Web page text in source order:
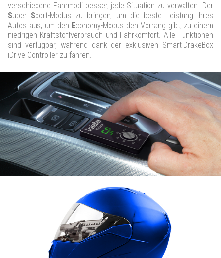
verschiedene Fahrmodi besser, jede Situation zu verwalten. Der
Super Sport-Modus zu bringen, um die beste Leistung Ihres
Autos aus, um den Economy-Modus den Vorrang gibt, zu einem
niedrigen Kraftstoffverbrauch und Fahrkomfort. Alle Funktionen
sind verfügbar, während dank der exklusiven Smart-DrakeBox
iDrive Controller zu fahren.